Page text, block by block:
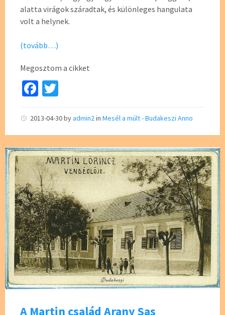
alatta virágok száradtak, és különleges hangulata
volt a helynek.
(tovább…)
Megosztom a cikket
Fa
b
o
o
k
tt
er
2013-04-30byadmin2in Mesél a múlt - Budakeszi Anno
A Martin család Arany Sas